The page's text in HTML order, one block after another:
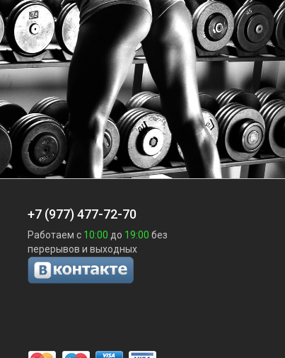
+7 (977) 477-72-70
Работаем с 10:00 до 19:00 без
перерывов и выходных